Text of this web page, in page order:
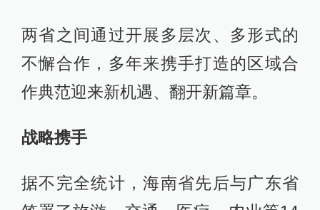
两省之间通过开展多层次、多形式的
不懈合作，多年来携手打造的区域合
作典范迎来新机遇、翻开新篇章。
战略携手
据不完全统计，海南省先后与广东省